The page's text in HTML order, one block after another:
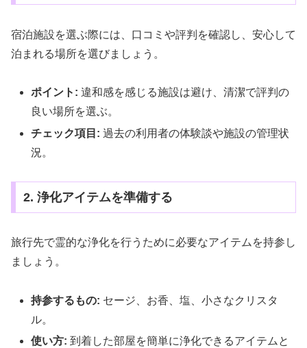
宿泊施設を選ぶ際には、口コミや評判を確認し、安心して
泊まれる場所を選びましょう。
ポイント: 違和感を感じる施設は避け、清潔で評判の
良い場所を選ぶ。
チェック項目: 過去の利用者の体験談や施設の管理状
況。
2. 浄化アイテムを準備する
旅行先で霊的な浄化を行うために必要なアイテムを持参し
ましょう。
持参するもの: セージ、お香、塩、小さなクリスタ
ル。
使い方: 到着した部屋を簡単に浄化できるアイテムと